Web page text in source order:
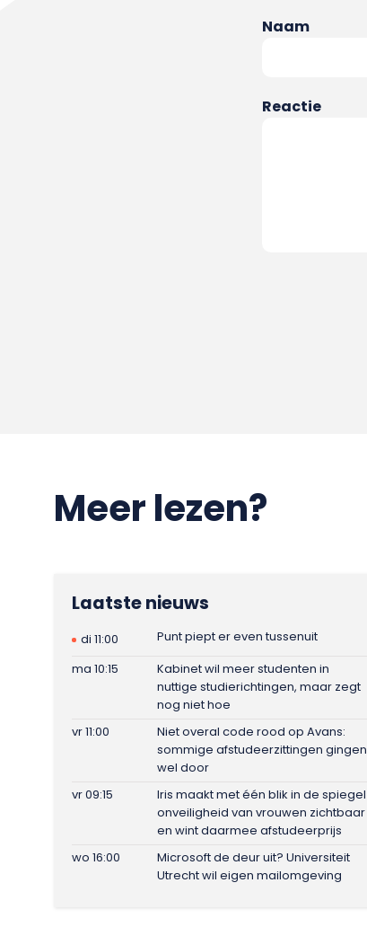
Naam
Reactie
Meer lezen?
Laatste nieuws
di 11:00
Punt piept er even tussenuit
ma 10:15
Kabinet wil meer studenten in
nuttige studierichtingen, maar zegt
nog niet hoe
vr 11:00
Niet overal code rood op Avans:
sommige afstudeerzittingen gingen
wel door
vr 09:15
Iris maakt met één blik in de spiegel
onveiligheid van vrouwen zichtbaar
en wint daarmee afstudeerprijs
wo 16:00
Microsoft de deur uit? Universiteit
Utrecht wil eigen mailomgeving